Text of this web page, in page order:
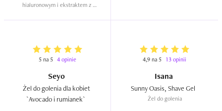
hialuronowym i ekstraktem z
5 na 5 4 opinie
Seyo
Żel do golenia dla kobiet
4,9 na 5 13 opinii
Isana
Żel do golenia